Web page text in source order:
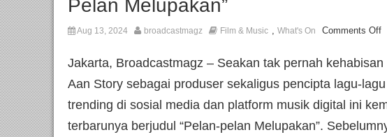
Pelan Melupakan”
Aug 13, 2024 broadcastmagz Film & Music , What's On Comments Off
Jakarta, Broadcastmagz – Seakan tak pernah
Aan Story sebagai produser sekaligus pencipta lagu-
trending di sosial media dan platform musik digital ini
terbarunya berjudul “Pelan-pelan Melupakan”.